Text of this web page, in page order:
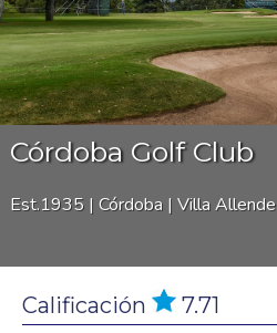
Córdoba Golf Club
Est.1935 | Córdoba | Villa Allende
Calificación 7.71